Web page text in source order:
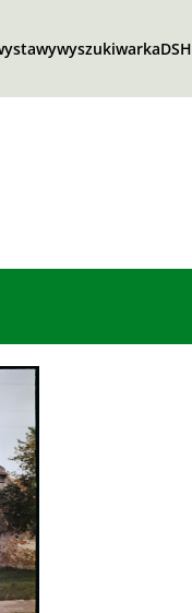
wyszukiwarkaDSH